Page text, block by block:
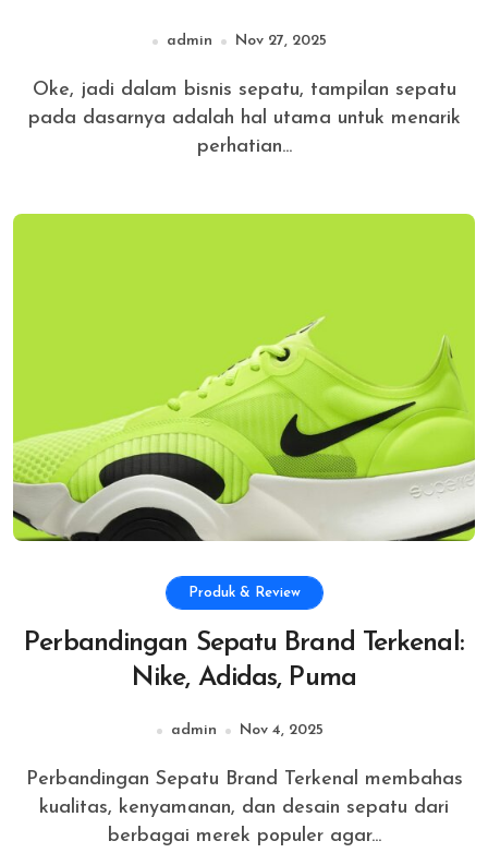
admin Nov 27, 2025
Oke, jadi dalam bisnis sepatu, tampilan sepatu
pada dasarnya adalah hal utama untuk menarik
perhatian...
Produk & Review
Perbandingan Sepatu Brand Terkenal:
Nike, Adidas, Puma
admin Nov 4, 2025
Perbandingan Sepatu Brand Terkenal membahas
kualitas, kenyamanan, dan desain sepatu dari
berbagai merek populer agar...